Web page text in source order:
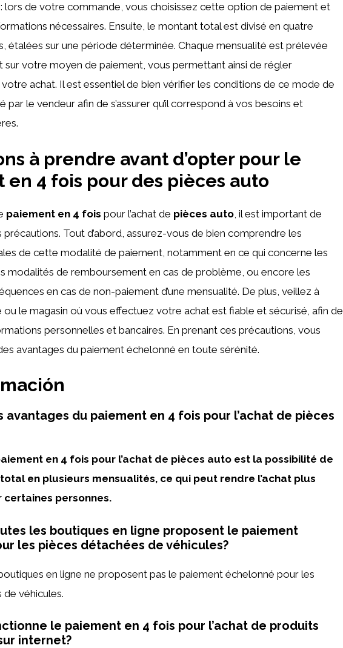
lors de votre commande, vous choisissez cette option de paiement et
nécessaires. Ensuite, le montant total est divisé en quatre
étalées sur une période déterminée. Chaque mensualité est prélevée
sur votre moyen de paiement, vous permettant ainsi de régler
achat. Il est essentiel de bien vérifier les conditions de ce mode de
par le vendeur afin de s’assurer qu’il correspond à vos besoins et
à prendre avant d’opter pour le
en 4 fois pour des pièces auto
paiement en 4 fois pour l’achat de pièces auto , il est important de
Tout d’abord, assurez-vous de bien comprendre les
de cette modalité de paiement, notamment en ce qui concerne les
modalités de remboursement en cas de problème, ou encore les
en cas de non-paiement d’une mensualité. De plus, veillez à
ou le magasin où vous effectuez votre achat est fiable et sécurisé, afin de
personnelles et bancaires. En prenant ces précautions, vous
avantages du paiement échelonné en toute sérénité.
avantages du paiement en 4 fois pour l’achat de pièces
en 4 fois pour l’achat de pièces auto est la possibilité de
en plusieurs mensualités, ce qui peut rendre l’achat plus
certaines personnes.
les boutiques en ligne proposent le paiement
les pièces détachées de véhicules?
en ligne ne proposent pas le paiement échelonné pour les
véhicules.
le paiement en 4 fois pour l’achat de produits
internet?